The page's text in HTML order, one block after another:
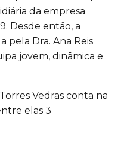
da empresa
Desde então, a
pela Dra. Ana Reis
jovem, dinâmica e
Vedras conta na
elas 3